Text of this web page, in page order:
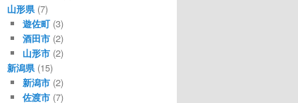
山形県(7)
遊佐町 (3)
酒田市 (2)
山形市 (2)
新潟県(15)
新潟市 (2)
佐渡市 (7)